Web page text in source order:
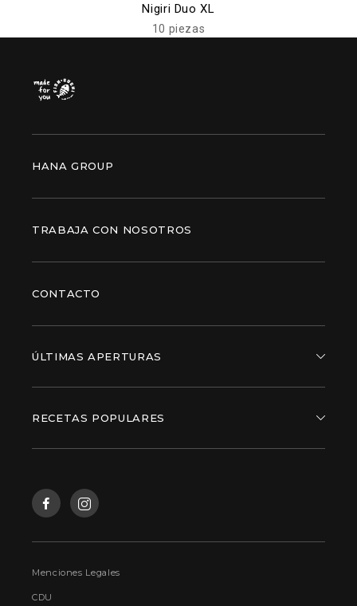
Nigiri Duo XL
10 piezas
HANA GROUP
TRABAJA CON NOSOTROS
CONTACTO
ÚLTIMAS APERTURAS
RECETAS POPULARES
Menciones Legales
CDU